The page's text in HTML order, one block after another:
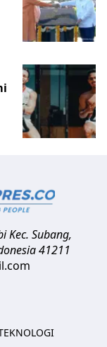
Kec. Subang,
41211